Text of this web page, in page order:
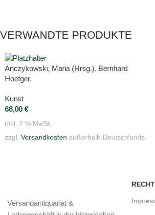
VERWANDTE PRODUKTE
Anczykowski, Maria (Hrsg.). Bernhard
Hoetger.
Kunst
68,00 €
inkl. 7 % MwSt.
zzgl. Versandkosten außerhalb Deutschlands.
Versandantiquariat &